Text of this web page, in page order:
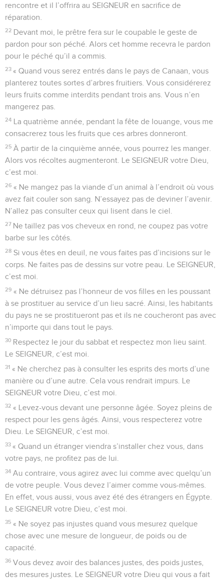
rencontre et il l’offrira au SEIGNEUR en sacrifice de
réparation.
22 Devant moi, le prêtre fera sur le coupable le geste de
pardon pour son péché. Alors cet homme recevra le pardon
pour le péché qu’il a commis.
23 « Quand vous serez entrés dans le pays de Canaan, vous
planterez toutes sortes d’arbres fruitiers. Vous considérerez
leurs fruits comme interdits pendant trois ans. Vous n’en
mangerez pas.
24 La quatrième année, pendant la fête de louange, vous me
consacrerez tous les fruits que ces arbres donneront.
25 À partir de la cinquième année, vous pourrez les manger.
Alors vos récoltes augmenteront. Le SEIGNEUR votre Dieu,
c’est moi.
26 « Ne mangez pas la viande d’un animal à l’endroit où vous
avez fait couler son sang. N’essayez pas de deviner l’avenir.
N’allez pas consulter ceux qui lisent dans le ciel.
27 Ne taillez pas vos cheveux en rond, ne coupez pas votre
barbe sur les côtés.
28 Si vous êtes en deuil, ne vous faites pas d’incisions sur le
corps. Ne faites pas de dessins sur votre peau. Le SEIGNEUR,
c’est moi.
29 « Ne détruisez pas l’honneur de vos filles en les poussant
à se prostituer au service d’un lieu sacré. Ainsi, les habitants
du pays ne se prostitueront pas et ils ne coucheront pas avec
n’importe qui dans tout le pays.
30 Respectez le jour du sabbat et respectez mon lieu saint.
Le SEIGNEUR, c’est moi.
31 « Ne cherchez pas à consulter les esprits des morts d’une
manière ou d’une autre. Cela vous rendrait impurs. Le
SEIGNEUR votre Dieu, c’est moi.
32 « Levez-vous devant une personne âgée. Soyez pleins de
respect pour les gens âgés. Ainsi, vous respecterez votre
Dieu. Le SEIGNEUR, c’est moi.
33 « Quand un étranger viendra s’installer chez vous, dans
votre pays, ne profitez pas de lui.
34 Au contraire, vous agirez avec lui comme avec quelqu’un
de votre peuple. Vous devez l’aimer comme vous-mêmes.
En effet, vous aussi, vous avez été des étrangers en Égypte.
Le SEIGNEUR votre Dieu, c’est moi.
35 « Ne soyez pas injustes quand vous mesurez quelque
chose avec une mesure de longueur, de poids ou de
capacité.
36 Vous devez avoir des balances justes, des poids justes,
des mesures justes. Le SEIGNEUR votre Dieu qui vous a fait